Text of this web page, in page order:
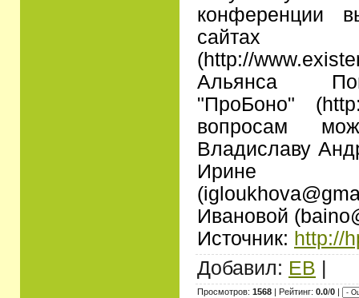
конференции
сайтах
(http://
Альянса
"ПроБоно"
вопросам
Владиславу
Ирине
Ивановой
Источник: http://
Добавил: ЕВ |
Просмотров: 1568 | Рейтинг: 0.0/0 |